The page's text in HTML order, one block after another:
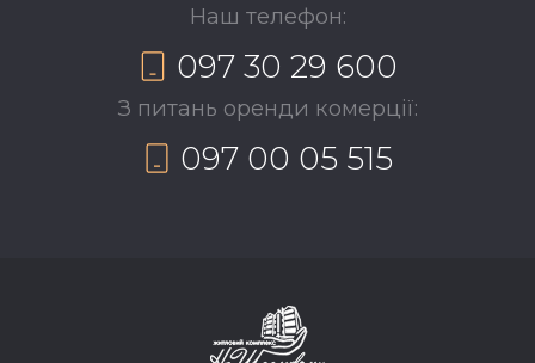
Наш телефон:
097 30 29 600
З питань оренди комерції:
097 00 05 515